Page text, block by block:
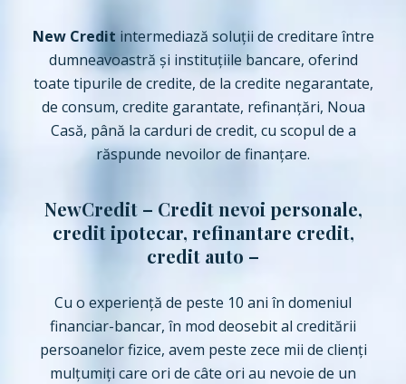
New Credit intermediază soluții de creditare între
dumneavoastră și instituțiile bancare, oferind
toate tipurile de credite, de la credite negarantate,
de consum, credite garantate, refinanțări, Noua
Casă, până la carduri de credit, cu scopul de a
răspunde nevoilor de finanţare.
NewCredit – Credit nevoi personale,
credit ipotecar, refinantare credit,
credit auto –
Cu o experiență de peste 10 ani în domeniul
financiar-bancar, în mod deosebit al creditării
persoanelor fizice, avem peste zece mii de clienți
mulțumiți care ori de câte ori au nevoie de un